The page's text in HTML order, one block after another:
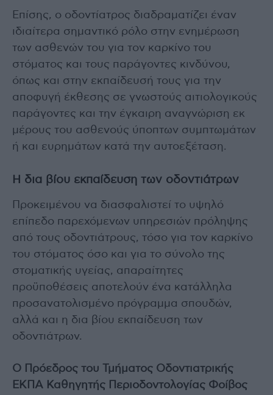
Επίσης, ο οδοντίατρος διαδραματίζει έναν
ιδιαίτερα σημαντικό ρόλο στην ενημέρωση
των ασθενών του για τον καρκίνο του
στόματος και τους παράγοντες κινδύνου,
όπως και στην εκπαίδευσή τους για την
αποφυγή έκθεσης σε γνωστούς αιτιολογικούς
παράγοντες και την έγκαιρη αναγνώριση εκ
μέρους του ασθενούς ύποπτων συμπτωμάτων
ή και ευρημάτων κατά την αυτοεξέταση.
Η δια βίου εκπαίδευση των οδοντιάτρων
Προκειμένου να διασφαλιστεί το υψηλό
επίπεδο παρεχόμενων υπηρεσιών πρόληψης
από τους οδοντιάτρους, τόσο για τον καρκίνο
του στόματος όσο και για το σύνολο της
στοματικής υγείας, απαραίτητες
προϋποθέσεις αποτελούν ένα κατάλληλα
προσανατολισμένο πρόγραμμα σπουδών,
αλλά και η δια βίου εκπαίδευση των
οδοντιάτρων.
Ο Πρόεδρος του Τμήματος Οδοντιατρικής
ΕΚΠΑ Καθηγητής Περιοδοντολογίας Φοίβος